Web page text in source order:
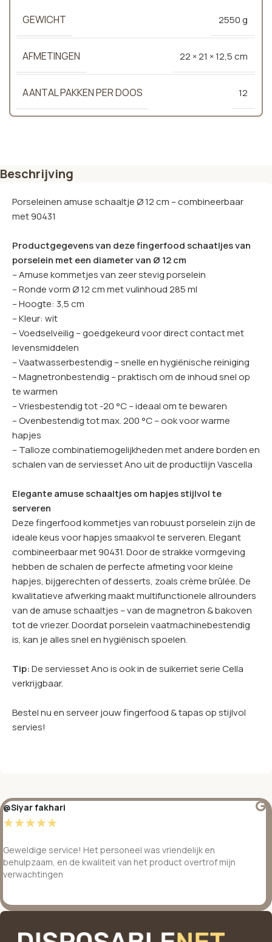
GEWICHT 2550 g
AFMETINGEN 22 × 21 × 12,5 cm
AANTAL PAKKEN PER DOOS 12
Beschrijving
Porseleinen amuse schaaltje Ø 12 cm – combineerbaar
met 90431
Productgegevens van deze fingerfood schaatljes van
porselein met een diameter van Ø 12 cm
– Amuse kommetjes van zeer stevig porselein
– Ronde vorm Ø 12 cm met vulinhoud 285 ml
– Hoogte: 3,5 cm
– Kleur: wit
– Voedselveilig – goedgekeurd voor direct contact met
levensmiddelen
– Vaatwasserbestendig – snelle en hygiënische reiniging
– Magnetronbestendig – praktisch om de inhoud snel op
te warmen
– Vriesbestendig tot -20 °C – ideaal om te bewaren
– Ovenbestendig tot max. 200 °C – ook voor warme
hapjes
– Talloze combinatiemogelijkheden met andere borden en
schalen van de serviesset Ano uit de productlijn Vascella
Elegante amuse schaaltjes om hapjes stijlvol te
serveren
Deze fingerfood kommetjes van robuust porselein zijn de
ideale keus voor hapjes smaakvol te serveren. Elegant
combineerbaar met 90431. Door de strakke vormgeving
hebben de schalen de perfecte afmeting voor kleine
hapjes, bijgerechten of desserts, zoals crème brûlée. De
kwalitatieve afwerking maakt multifunctionele allrounders
van de amuse schaaltjes – van de magnetron & bakoven
tot de vriezer. Doordat porselein vaatmachinebestendig
is, kan je alles snel en hygiënisch spoelen.
Tip:De serviesset Ano is ook in de suikerriet serie Cella
verkrijgbaar.
Bestel nu en serveer jouw fingerfood & tapas op stijlvol
servies!
@Siyar fakhari
☆☆☆☆☆
Geweldige service! Het personeel was vriendelijk en
behulpzaam, en de kwaliteit van het product overtrof mijn
verwachtingen